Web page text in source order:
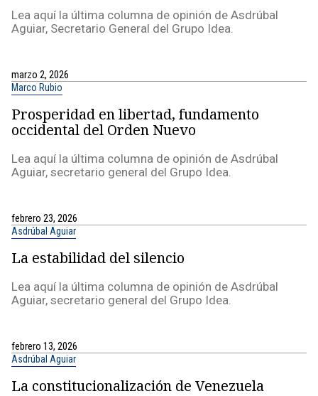
Lea aquí la última columna de opinión de Asdrúbal
Aguiar, Secretario General del Grupo Idea.
marzo 2, 2026
Marco Rubio
Prosperidad en libertad, fundamento
occidental del Orden Nuevo
Lea aquí la última columna de opinión de Asdrúbal
Aguiar, secretario general del Grupo Idea.
febrero 23, 2026
Asdrúbal Aguiar
La estabilidad del silencio
Lea aquí la última columna de opinión de Asdrúbal
Aguiar, secretario general del Grupo Idea.
febrero 13, 2026
Asdrúbal Aguiar
La constitucionalización de Venezuela